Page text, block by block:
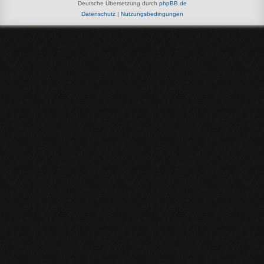
Deutsche Übersetzung durch phpBB.de
Datenschutz| Nutzungsbedingungen